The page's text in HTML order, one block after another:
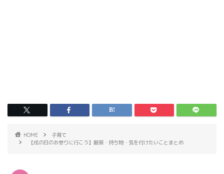
HOME
子育て
【戌の日のお参りに行こう】服装・持ち物・気を付けたいことまとめ